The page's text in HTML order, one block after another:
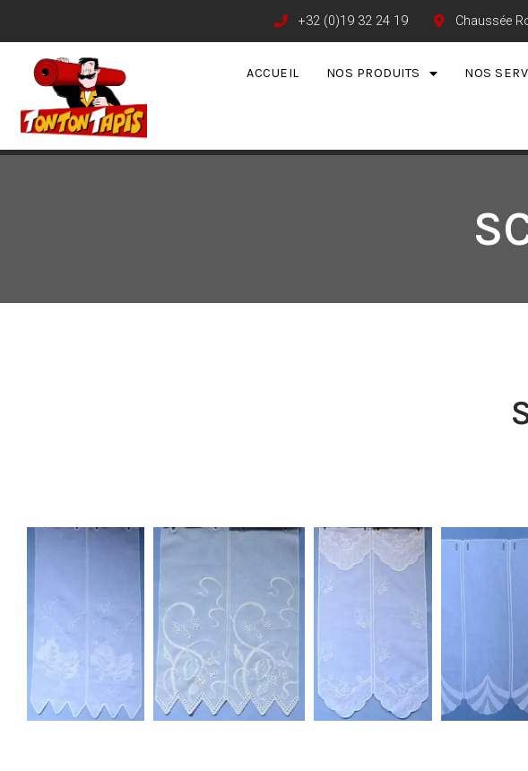
+32 (0)19 32 24 19 Chaussée
ACCUEIL NOS PRODUITS NOS